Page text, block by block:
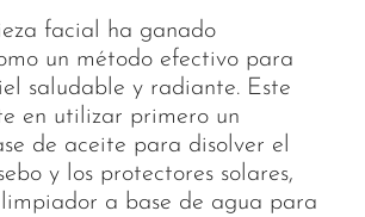
facial ha ganado
un método efectivo para
saludable y radiante. Este
en utilizar primero un
de aceite para disolver el
y los protectores solares,
a base de agua para